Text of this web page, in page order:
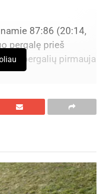
87:86 (20:14,
pergalę prieš
pergalių pirmauja
vietas
keisis eismas Panevėžio